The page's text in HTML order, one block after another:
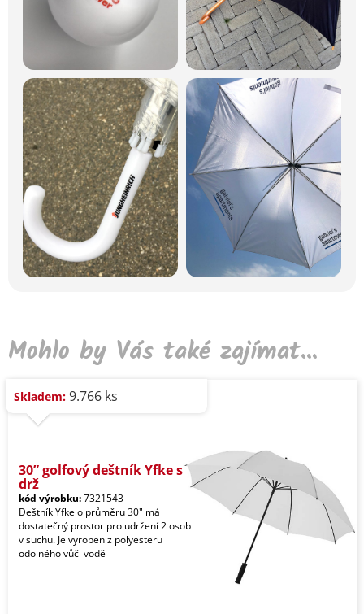
Mohlo by Vás také zajímat...
Skladem: 9.766 ks
30” golfový deštník Yfke s
drž
kód výrobku:7321543
Deštník Yfke o průměru 30" má
dostatečný prostor pro udržení 2 osob
v suchu. Je vyroben z polyesteru
odolného vůči vodě